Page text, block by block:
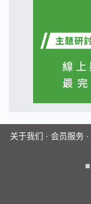
关于我们 · 会员服务·
■